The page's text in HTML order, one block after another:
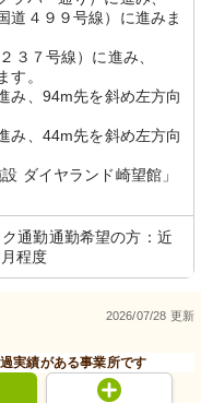
道４９９号線）に進みま
３７号線）に進み、
す。
み、94m先を斜め左方向
み、44m先を斜め左方向
ダイヤランド崎望館」
通勤通勤希望の方：近
程度
2026/07/28 更新
実績がある事業所です